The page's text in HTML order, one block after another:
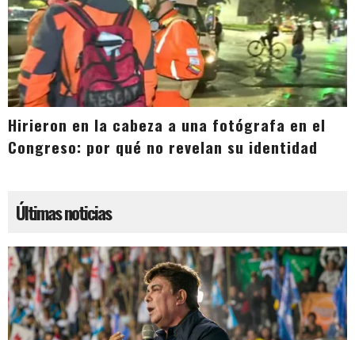
Hirieron en la cabeza a una fotógrafa en el
Congreso: por qué no revelan su identidad
Últimas noticias